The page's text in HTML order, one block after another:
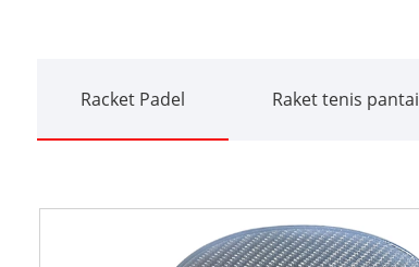
Racket Padel Raket tenis pantai